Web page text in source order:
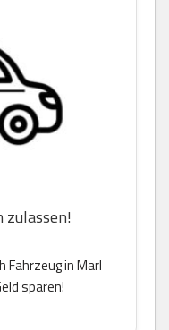
zulassen!
Fahrzeug in Marl
sparen!